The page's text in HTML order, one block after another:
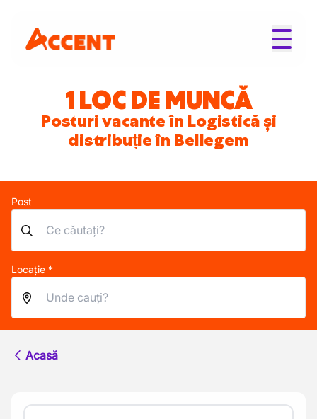
1 LOC DE MUNCĂ
Posturi vacante în Logistică și
distribuție în Bellegem
Post
Locație *
Acasă